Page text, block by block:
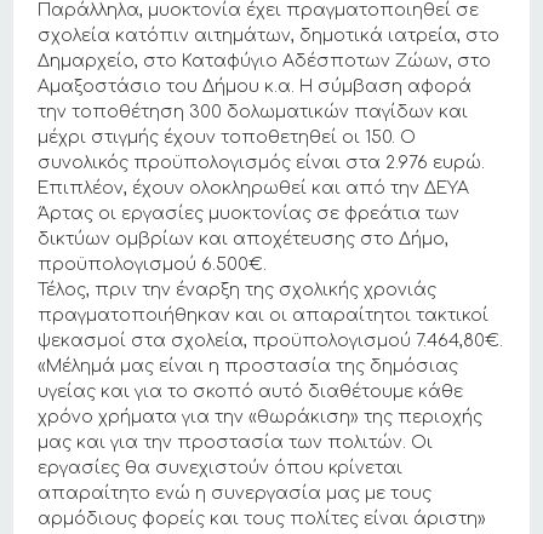
Παράλληλα, μυοκτονία έχει πραγματοποιηθεί σε
σχολεία κατόπιν αιτημάτων, δημοτικά ιατρεία, στο
Δημαρχείο, στο Καταφύγιο Αδέσποτων Ζώων, στο
Αμαξοστάσιο του Δήμου κ.α. Η σύμβαση αφορά
την τοποθέτηση 300 δολωματικών παγίδων και
μέχρι στιγμής έχουν τοποθετηθεί οι 150. Ο
συνολικός προϋπολογισμός είναι στα 2.976 ευρώ.
Επιπλέον, έχουν ολοκληρωθεί και από την ΔΕΥΑ
Άρτας οι εργασίες μυοκτονίας σε φρεάτια των
δικτύων ομβρίων και αποχέτευσης στο Δήμο,
προϋπολογισμού 6.500€.
Τέλος, πριν την έναρξη της σχολικής χρονιάς
πραγματοποιήθηκαν και οι απαραίτητοι τακτικοί
ψεκασμοί στα σχολεία, προϋπολογισμού 7.464,80€.
«Μέλημά μας είναι η προστασία της δημόσιας
υγείας και για το σκοπό αυτό διαθέτουμε κάθε
χρόνο χρήματα για την «θωράκιση» της περιοχής
μας και για την προστασία των πολιτών. Οι
εργασίες θα συνεχιστούν όπου κρίνεται
απαραίτητο ενώ η συνεργασία μας με τους
αρμόδιους φορείς και τους πολίτες είναι άριστη»